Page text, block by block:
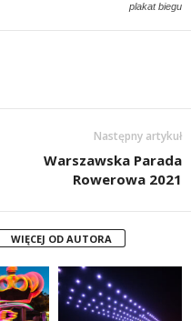
plakat biegu
Następny artykuł
Warszawska Parada
Rowerowa 2021
WIĘCEJ OD AUTORA